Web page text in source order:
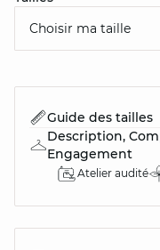
Choisir ma taille
Guide des tailles
Description,
Engagement
Atelier audité